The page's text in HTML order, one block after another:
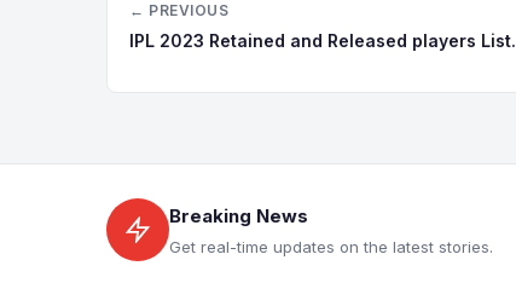
← PREVIOUS
IPL 2023 Retained and Released players List.
Breaking News
Get real-time updates on the latest stories.